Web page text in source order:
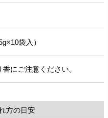
袋入）
にご注意ください。
方の目安